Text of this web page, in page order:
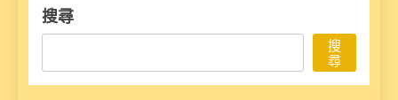
搜尋
搜
尋